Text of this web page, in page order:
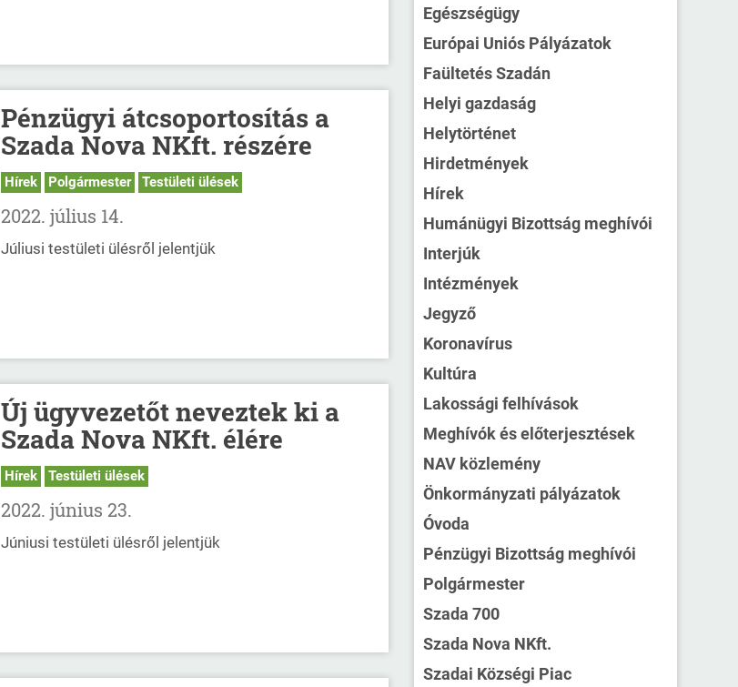
Pénzügyi átcsoportosítás a
Szada Nova NKft. részére
Hírek Polgármester Testületi ülések
2022. július 14.
Júliusi testületi ülésről jelentjük
Új ügyvezetőt neveztek ki a
Szada Nova NKft. élére
Hírek Testületi ülések
2022. június 23.
Júniusi testületi ülésről jelentjük
Egészségügy
Európai Uniós Pályázatok
Faültetés Szadán
Helyi gazdaság
Helytörténet
Hirdetmények
Hírek
Humánügyi Bizottság meghívói
Interjúk
Intézmények
Jegyző
Koronavírus
Kultúra
Lakossági felhívások
Meghívók és előterjesztések
NAV közlemény
Önkormányzati pályázatok
Óvoda
Pénzügyi Bizottság meghívói
Polgármester
Szada 700
Szada Nova NKft.
Szadai Községi Piac